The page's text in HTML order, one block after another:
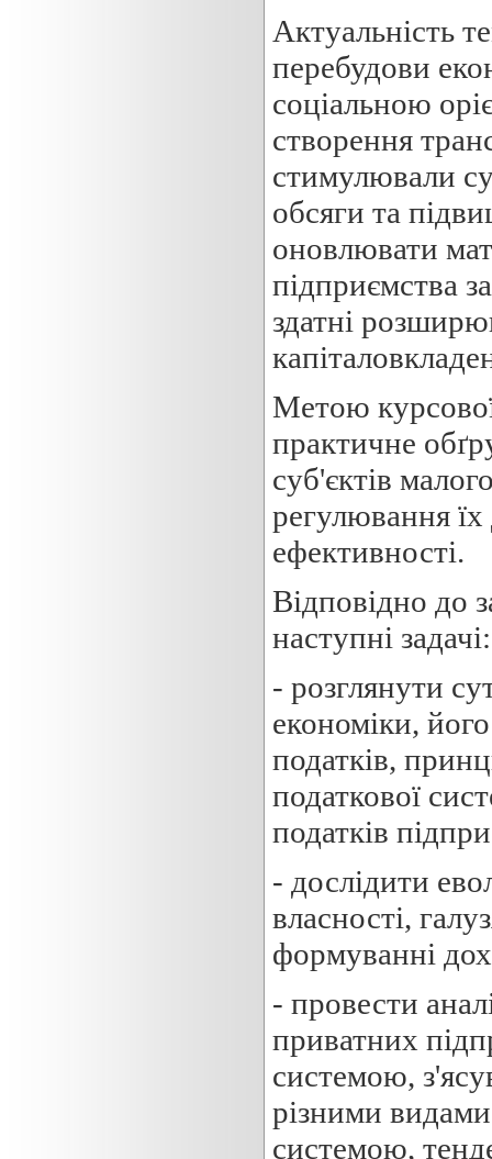
Актуальність
перебудови
соціальною
створення
стимулювали
обсяги та
оновлювати
підприємства
здатні
Метою
практичне
суб'єктів
регулювання
ефективності.
Відповідно до
наступні задачі:
- розглянути
економіки,
податків,
податкової
податків
- дослідити
власності,
формуванні
- провести
приватних
системою,
різними
системою,